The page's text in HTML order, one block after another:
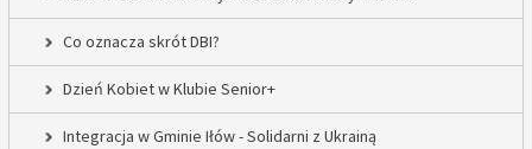
Co oznacza skrót DBI?
Dzień Kobiet w Klubie Senior+
Integracja w Gminie Iłów - Solidarni z Ukrainą